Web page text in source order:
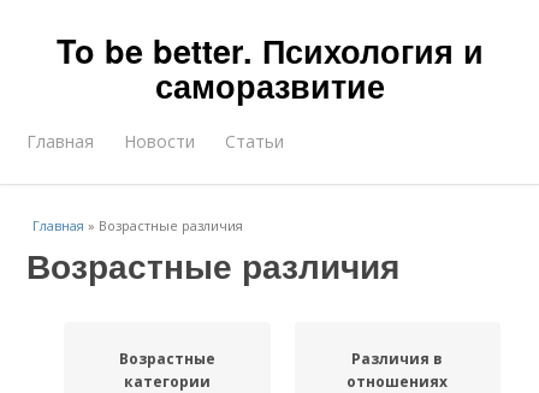
To be better. Психология и
саморазвитие
Главная Новости Статьи
Главная » Возрастные различия
Возрастные различия
Возрастные
категории
Различия в
отношениях